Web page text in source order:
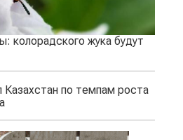
колорадского жука будут
по темпам роста